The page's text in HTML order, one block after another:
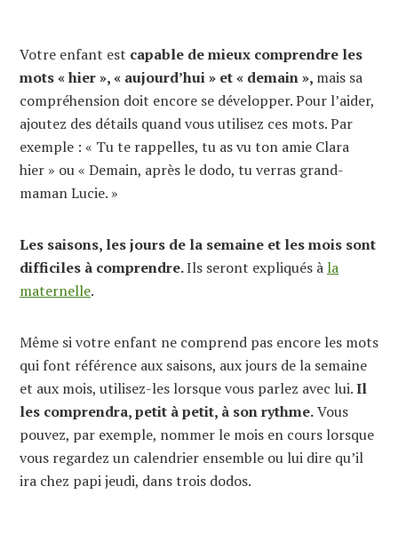
Votre enfant est capable de mieux comprendre les
mots « hier », « aujourd’hui » et « demain », mais sa
compréhension doit encore se développer. Pour l’aider,
ajoutez des détails quand vous utilisez ces mots. Par
exemple : « Tu te rappelles, tu as vu ton amie Clara
hier » ou « Demain, après le dodo, tu verras grand-
maman Lucie. »
Les saisons, les jours de la semaine et les mois sont
difficiles à comprendre.Ils seront expliqués à la
maternelle.
Même si votre enfant ne comprend pas encore les mots
qui font référence aux saisons, aux jours de la semaine
et aux mois, utilisez-les lorsque vous parlez avec lui.Il
les comprendra, petit à petit, à son rythme.Vous
pouvez, par exemple, nommer le mois en cours lorsque
vous regardez un calendrier ensemble ou lui dire qu’il
ira chez papi jeudi, dans trois dodos.